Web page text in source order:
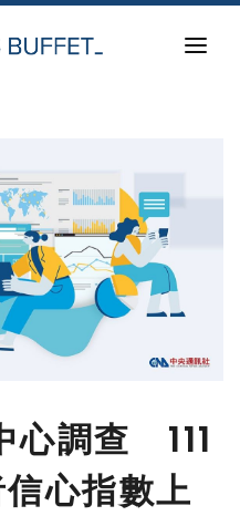
心調查 111
心指數上